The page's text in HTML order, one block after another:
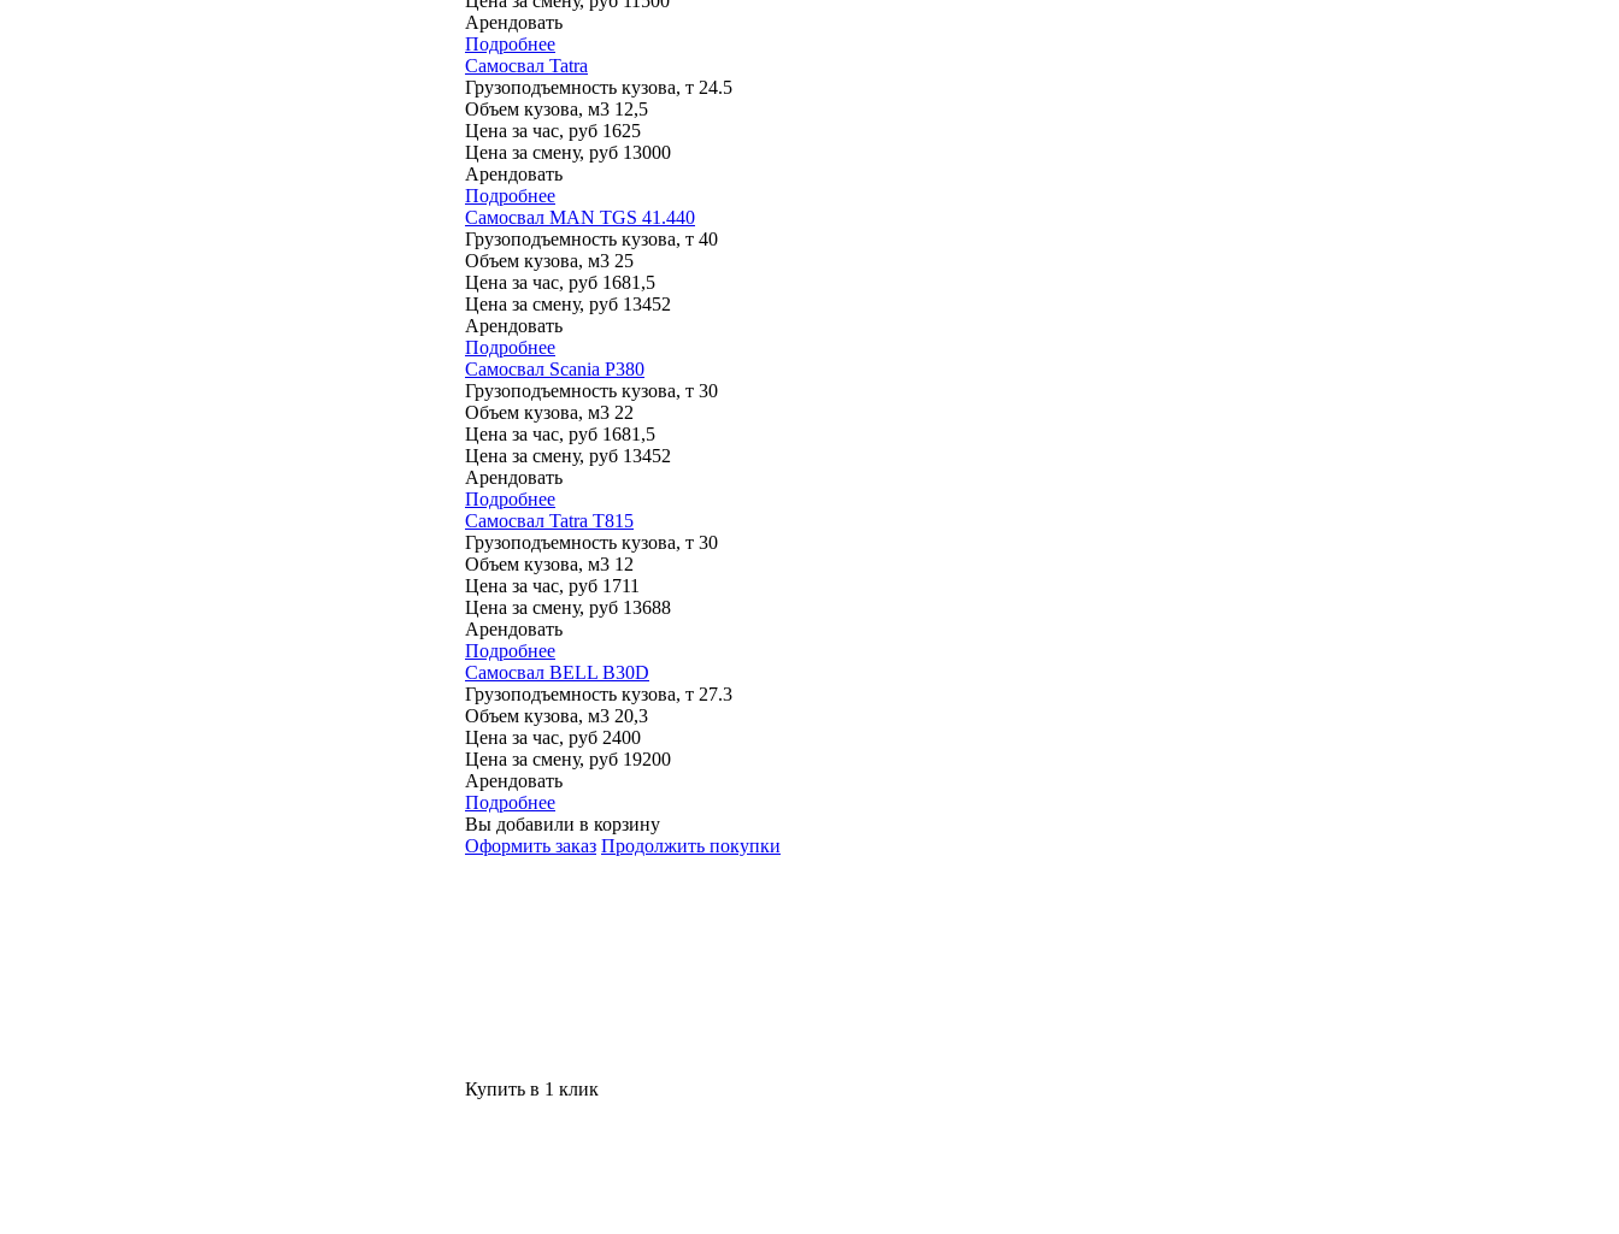
Арендовать
Подробнее
Самосвал Tatra
Грузоподъемность кузова, т 24.5
Объем кузова, м3 12,5
Цена за час, руб 1625
Цена за смену, руб 13000
Арендовать
Подробнее
Самосвал MAN TGS 41.440
Грузоподъемность кузова, т 40
Объем кузова, м3 25
Цена за час, руб 1681,5
Цена за смену, руб 13452
Арендовать
Подробнее
Самосвал Scania P380
Грузоподъемность кузова, т 30
Объем кузова, м3 22
Цена за час, руб 1681,5
Цена за смену, руб 13452
Арендовать
Подробнее
Самосвал Tatra T815
Грузоподъемность кузова, т 30
Объем кузова, м3 12
Цена за час, руб 1711
Цена за смену, руб 13688
Арендовать
Подробнее
Самосвал BELL B30D
Грузоподъемность кузова, т 27.3
Объем кузова, м3 20,3
Цена за час, руб 2400
Цена за смену, руб 19200
Арендовать
Подробнее
Вы добавили в корзину
Оформить заказ Продолжить покупки
Купить в 1 клик